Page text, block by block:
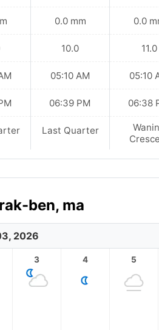
0.0 mm
10.0
05:10 AM
06:39 PM
Last Quarter
0.0
11.0
05:10
06:38
ben, ma
2026
3 4 5